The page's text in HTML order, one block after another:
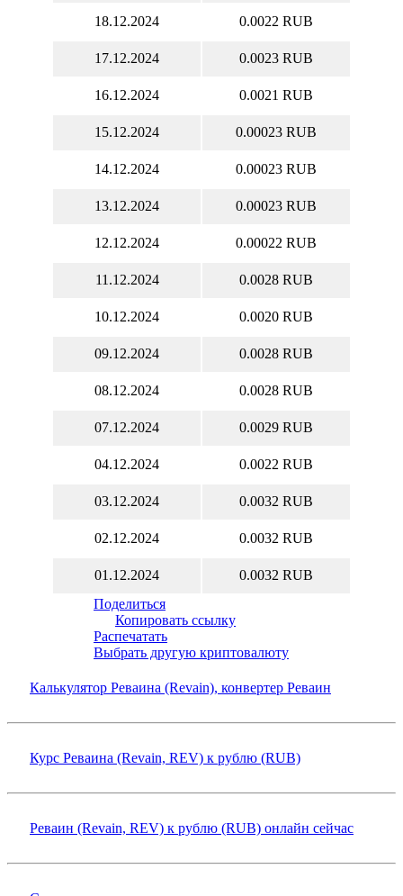
18.12.2024 0.0022 RUB
17.12.2024 0.0023 RUB
16.12.2024 0.0021 RUB
15.12.2024 0.00023 RUB
14.12.2024 0.00023 RUB
13.12.2024 0.00023 RUB
12.12.2024 0.00022 RUB
11.12.2024 0.0028 RUB
10.12.2024 0.0020 RUB
09.12.2024 0.0028 RUB
08.12.2024 0.0028 RUB
07.12.2024 0.0029 RUB
04.12.2024 0.0022 RUB
03.12.2024 0.0032 RUB
02.12.2024 0.0032 RUB
01.12.2024
0.0032 RUB
Поделиться
Копировать ссылку
Распечатать
Выбрать другую криптовалюту
Калькулятор Реваина (Revain), конвертер Реваин
Курс Реваина (Revain, REV) к рублю (RUB)
Реваин (Revain, REV) к рублю (RUB) онлайн сейчас